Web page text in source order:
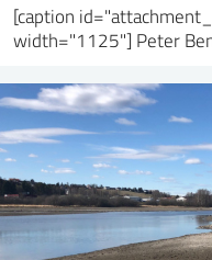
[caption
width="1125"] Peter